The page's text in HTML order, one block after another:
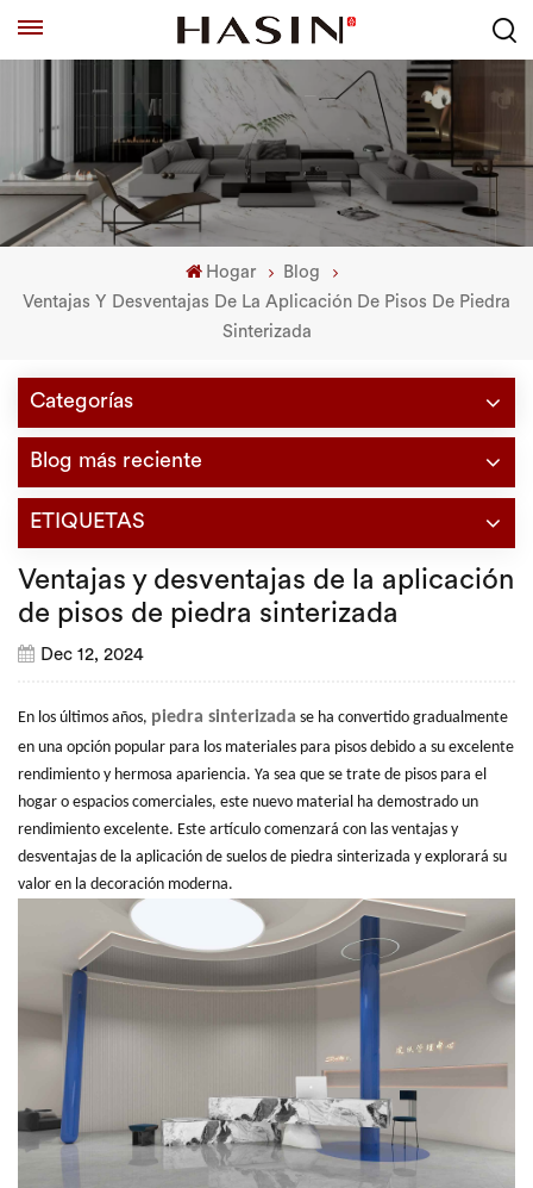
Hogar
Blog
Ventajas Y Desventajas De La Aplicación De Pisos De Piedra
Sinterizada
Categorías
Blog más reciente
ETIQUETAS
Ventajas y desventajas de la aplicación
de pisos de piedra sinterizada
Dec 12, 2024
En los últimos años, piedra sinterizada se ha convertido gradualmente
en una opción popular para los materiales para pisos debido a su excelente
rendimiento y hermosa apariencia. Ya sea que se trate de pisos para el
hogar o espacios comerciales, este nuevo material ha demostrado un
rendimiento excelente. Este artículo comenzará con las ventajas y
desventajas de la aplicación de suelos de piedra sinterizada y explorará su
valor en la decoración moderna.